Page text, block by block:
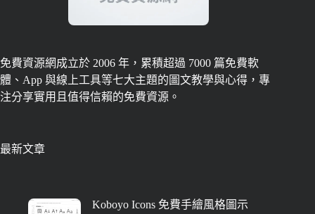
免費資源網成立於 2006 年，累積超過 7000 篇免費軟
體、App 與線上工具等七大主題的圖文教學與心得，專
注分享實用且值得信賴的免費資源。
最新文章
Koboyo Icons 免費手繪風格圖示